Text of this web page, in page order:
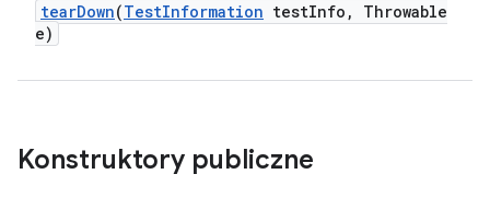
tearDown(TestInformation testInfo ,
Throwable
e)
Konstruktory publiczne